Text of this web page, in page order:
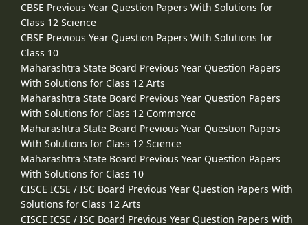
CBSE Previous Year Question Papers With Solutions for
Class 12 Science
CBSE Previous Year Question Papers With Solutions for
Class 10
Maharashtra State Board Previous Year Question Papers
With Solutions for Class 12 Arts
Maharashtra State Board Previous Year Question Papers
With Solutions for Class 12 Commerce
Maharashtra State Board Previous Year Question Papers
With Solutions for Class 12 Science
Maharashtra State Board Previous Year Question Papers
With Solutions for Class 10
CISCE ICSE / ISC Board Previous Year Question Papers With
Solutions for Class 12 Arts
CISCE ICSE / ISC Board Previous Year Question Papers With